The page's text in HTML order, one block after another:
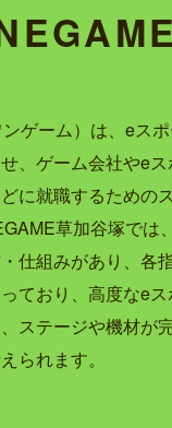
ゲーム）は、eス
、ゲーム会社やe
に就職するための
草加谷塚では
仕組みがあり、各
ており、高度なe
ステージや機材が
られます。